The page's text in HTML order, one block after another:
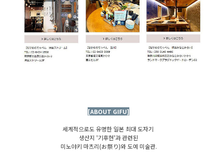
[ABOUT GIFU]
세계적으로도 유명한 일본 최대 도자기
생산지 '기후현'과 관련된
미노야키 마츠리(お祭り)와 도예 미술관.